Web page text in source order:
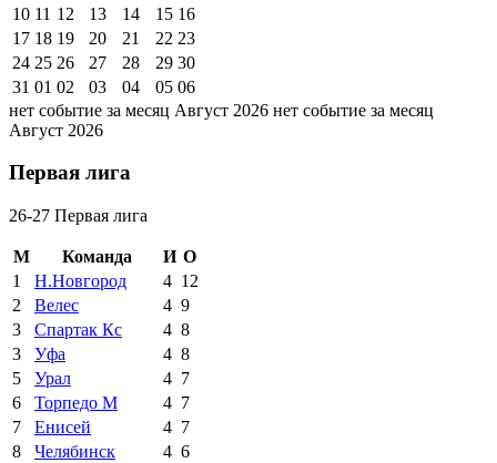
10 11 12 13 14 15 16
17 18 19 20 21 22 23
24 25 26 27 28 29 30
31 01 02 03 04 05 06
нет событие за месяц Август 2026 нет событие за месяц
Август 2026
Первая лига
26-27 Первая лига
М Команда И О
1
Н.Новгород 4 12
2
Велес 4 9
3
Спартак Кс 4 8
3
Уфа 4 8
5
Урал 4 7
6
Торпедо М 4 7
7
Енисей 4 7
8
Челябинск 4 6